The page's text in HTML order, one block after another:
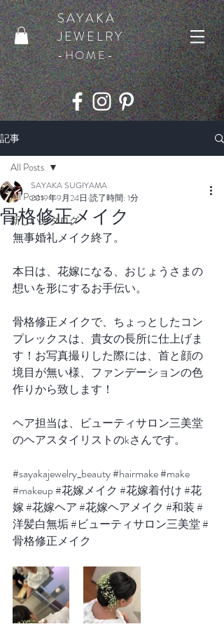
SAYAKA
JEWELRY
​-HOME-
記事
All Posts
新しいカタログ
All Posts
骨格修正メイク
SAYAKA SUGIYAMA
2019年9月24日 読了時間: 1分
無事婚礼メイク終了。
本日は、花嫁になる、おじょうさまの
想いを形にするお手伝い。
骨格修正メイクで、ちょっとしたコン
プレックスは、貴女の長所に仕上げま
す！お写真撮りした際には、首と顔の
境目が無い様、ファンデーションの色
作りから致します！
ヘア担当は、ビューティサロン三美堂
のヘアスタイリストのkさんです。
#sayakajewelry_beauty#hairmake#make
#makeup#花嫁メイク #花嫁着付け#花
嫁#花嫁ヘア#花嫁ヘアメイク #和装#
洋髪白無垢#ビューティサロン三美堂#
骨格修正メイク